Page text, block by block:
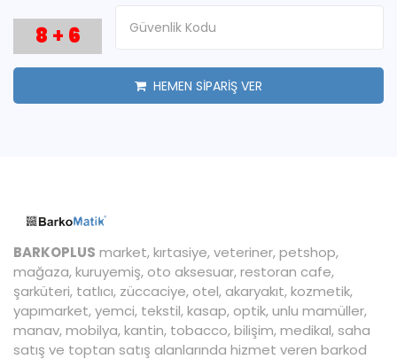
8 + 6
HEMEN SİPARİŞ VER
BARKOPLUS market, kırtasiye, veteriner, petshop,
mağaza, kuruyemiş, oto aksesuar, restoran cafe,
şarküteri, tatlıcı, züccaciye, otel, akaryakıt, kozmetik,
yapımarket, yemci, tekstil, kasap, optik, unlu mamüller,
manav, mobilya, kantin, tobacco, bilişim, medikal, saha
satış ve toptan satış alanlarında hizmet veren barkod